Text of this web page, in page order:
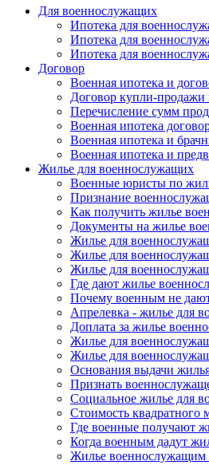
Для военнослужащих
Ипотека для
Ипотека для
Ипотека для
Договор
Военная ипотека и
Договор купли-продажи
Перечисление сумм
Военная ипотека
Военная ипотека и
Военная ипотека и
Жилье для военнослужащих
Военные юристы по
Признание
Как получить жилье
Документы на жилье
Жилье для
Жилье для
Жилье для
Где дают жилье
Почему военным не
Апрелевка - жилье для
Доплата за жилье
Жилье для
Жилье для
Основания выдачи
Признать
Социальное жилье для
Стоимость квадратного
Где военные получают
Когда военным дадут
Жилье военнослужащим